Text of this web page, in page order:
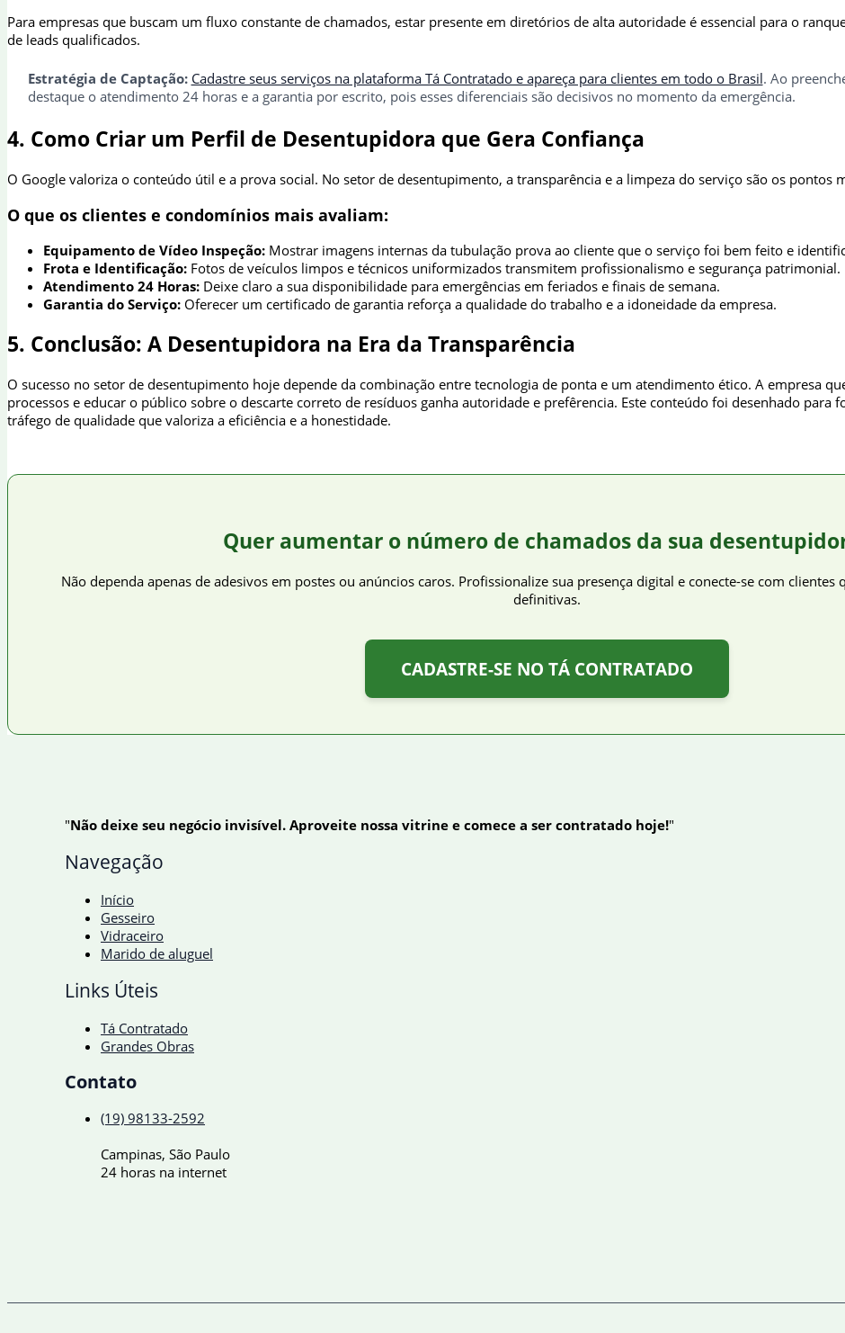
Para empresas que buscam um fluxo constante de chamados, estar presente em diretórios de alta autoridade é essencial para o
de leads qualificados.
Estratégia de Captação: Cadastre seus serviços na plataforma Tá Contratado e apareça para clientes em todo o Brasil. Ao
destaque o atendimento 24 horas e a garantia por escrito, pois esses diferenciais são decisivos no momento da emergência.
4. Como Criar um Perfil de Desentupidora que Gera Confiança
O Google valoriza o conteúdo útil e a prova social. No setor de desentupimento, a transparência e a limpeza do serviço são os pontos
O que os clientes e condomínios mais avaliam:
Equipamento de Vídeo Inspeção: Mostrar imagens internas da tubulação prova ao cliente que o serviço foi bem feito e
Frota e Identificação: Fotos de veículos limpos e técnicos uniformizados transmitem profissionalismo e segurança patrimonial.
Atendimento 24 Horas: Deixe claro a sua disponibilidade para emergências em feriados e finais de semana.
Garantia do Serviço: Oferecer um certificado de garantia reforça a qualidade do trabalho e a idoneidade da empresa.
5. Conclusão: A Desentupidora na Era da Transparência
O sucesso no setor de desentupimento hoje depende da combinação entre tecnologia de ponta e um atendimento ético. A empresa
processos e educar o público sobre o descarte correto de resíduos ganha autoridade e prefêrencia. Este conteúdo foi desenhado para
tráfego de qualidade que valoriza a eficiência e a honestidade.
Quer aumentar o número de chamados da sua
Não dependa apenas de adesivos em postes ou anúncios caros. Profissionalize sua presença digital e conecte-se com clientes
definitivas.
CADASTRE-SE NO TÁ CONTRATADO
"Não deixe seu negócio invisível. Aproveite nossa vitrine e comece a ser contratado hoje!"
Navegação
Início
Gesseiro
Vidraceiro
Marido de aluguel
Links Úteis
Tá Contratado
Grandes Obras
Contato
(19) 98133-2592
Campinas, São Paulo
24 horas na internet